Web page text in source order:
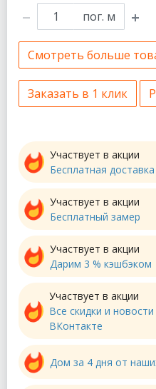
пог. м
Смотреть больше
Заказать в 1 клик
Участвует в акции
Бесплатная
Участвует в акции
Бесплатный замер
Участвует в акции
Дарим 3 % кэшбэком
Участвует в акции
Все скидки и
ВКонтакте
Дом за 4 дня от